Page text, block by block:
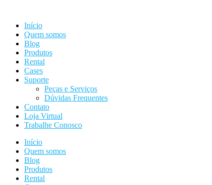
conteúdo
Início
Quem somos
Blog
Produtos
Rental
Cases
Suporte
Peças e Serviços
Dúvidas Frequentes
Contato
Loja Virtual
Trabalhe Conosco
Início
Quem somos
Blog
Produtos
Rental